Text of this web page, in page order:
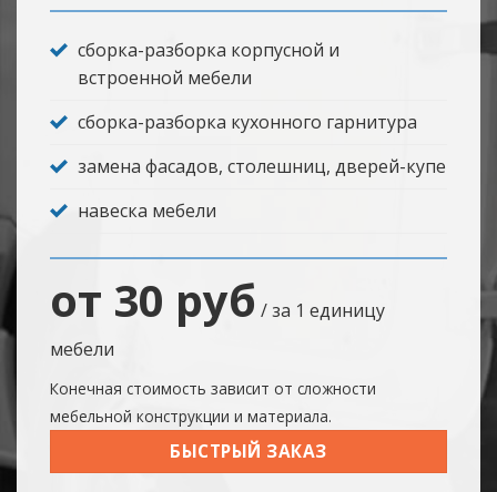
сборка-разборка корпусной и
встроенной мебели
сборка-разборка кухонного гарнитура
замена фасадов, столешниц, дверей-купе
навеска мебели
от 30 руб / за 1 единицу
мебели
Конечная стоимость зависит от сложности
мебельной конструкции и материала.
БЫСТРЫЙ ЗАКАЗ